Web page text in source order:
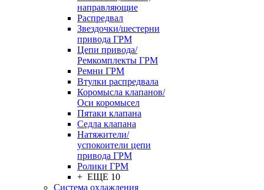
направляющие
Распредвал
Звездочки/шестерни
привода ГРМ
Цепи привода/
Ремкомплекты ГРМ
Ремни ГРМ
Втулки распредвала
Коромысла клапанов/
Оси коромысел
Пятаки клапана
Седла клапана
Натяжители/
успокоители цепи
привода ГРМ
Ролики ГРМ
+ ЕЩЕ 10
Система охлаждения